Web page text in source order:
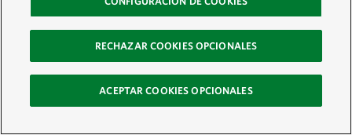
RECHAZAR COOKIES OPCIONALES
ACEPTAR COOKIES OPCIONALES